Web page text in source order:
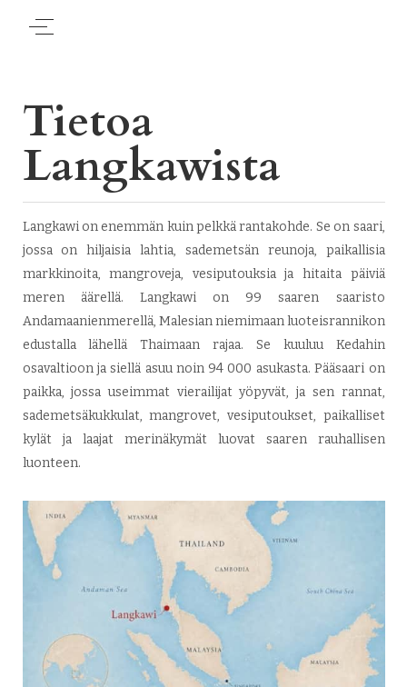
Tietoa
Langkawista
Langkawi on enemmän kuin pelkkä rantakohde. Se on saari,
jossa on hiljaisia lahtia, sademetsän reunoja, paikallisia
markkinoita, mangroveja, vesiputouksia ja hitaita päiviä
meren äärellä. Langkawi on 99 saaren saaristo
Andamaanienmerellä, Malesian niemimaan luoteisrannikon
edustalla lähellä Thaimaan rajaa. Se kuuluu Kedahin
osavaltioon ja siellä asuu noin 94 000 asukasta. Pääsaari on
paikka, jossa useimmat vierailijat yöpyvät, ja sen rannat,
sademetsäkukkulat, mangrovet, vesiputoukset, paikalliset
kylät ja laajat merinäkymät luovat saaren rauhallisen
luonteen.